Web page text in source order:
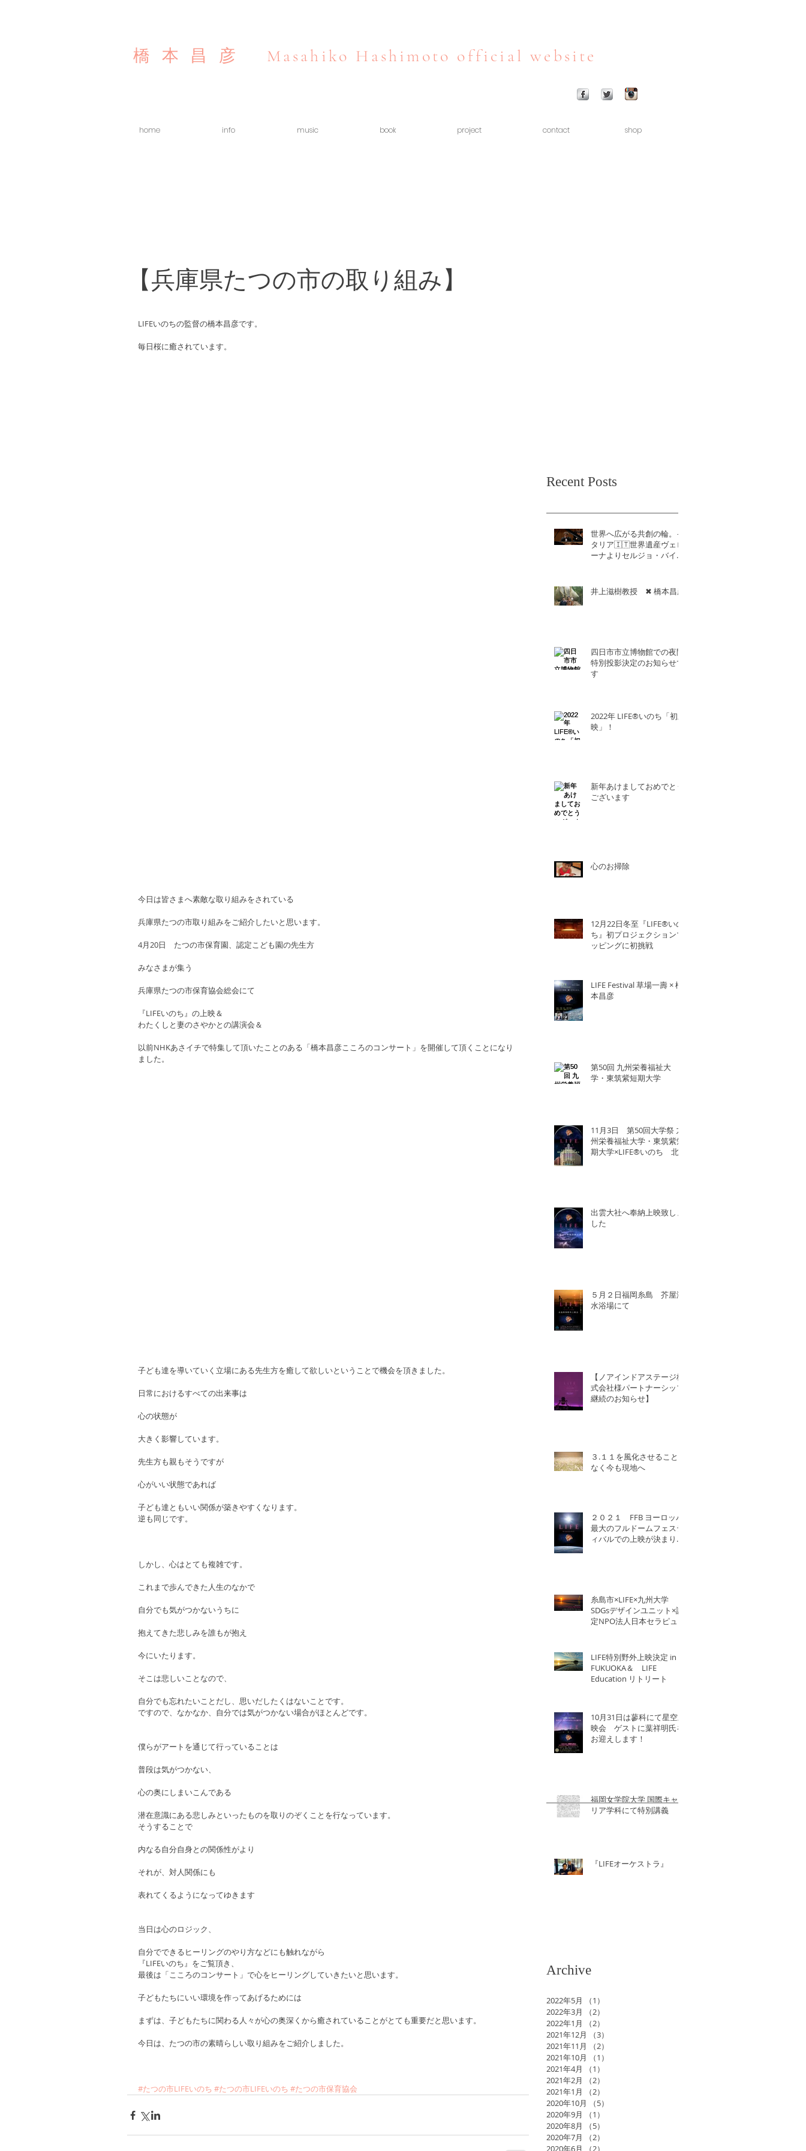
橋本昌彦 Masahiko Hashimoto official website
home info music book project contact shop
【兵庫県たつの市の取り組み】
LIFEいのちの監督の橋本昌彦です。
毎日桜に癒されています。
今日は皆さまへ素敵な取り組みをされている
兵庫県たつの市取り組みをご紹介したいと思います。
4月20日　たつの市保育園、認定こども園の先生方
みなさまが集う
兵庫県たつの市保育協会総会にて
『LIFEいのち』の上映＆
わたくしと妻のさやかとの講演会＆
以前NHKあさイチで特集して頂いたことのある「橋本昌彦こころのコンサート」を開催して頂くことになり
ました。
子ども達を導いていく立場にある先生方を癒して欲しいということで機会を頂きました。
日常におけるすべての出来事は
心の状態が
大きく影響しています。
先生方も親もそうですが
心がいい状態であれば
子ども達ともいい関係が築きやすくなります。
逆も同じです。
しかし、心はとても複雑です。
これまで歩んできた人生のなかで
自分でも気がつかないうちに
抱えてきた悲しみを誰もが抱え
今にいたります。
そこは悲しいことなので、
自分でも忘れたいことだし、思いだしたくはないことです。
ですので、なかなか、自分では気がつかない場合がほとんどです。
僕らがアートを通じて行っていることは
普段は気がつかない、
心の奥にしまいこんである
潜在意識にある悲しみといったものを取りのぞくことを行なっています。
そうすることで
内なる自分自身との関係性がより
それが、対人関係にも
表れてくるようになってゆきます
当日は心のロジック、
自分でできるヒーリングのやり方などにも触れながら
『LIFEいのち』をご覧頂き、
最後は「こころのコンサート」で心をヒーリングしていきたいと思います。
子どもたちにいい環境を作ってあげるためには
まずは、子どもたちに関わる人々が心の奥深くから癒されていることがとても重要だと思います。
今日は、たつの市の素晴らしい取り組みをご紹介しました。
#たつの市LIFEいのち #たつの市LIFEいのち #たつの市保育協会
Recent Posts
世界へ広がる共創の輪。イ
タリア🇮🇹世界遺産ヴェロ
ーナよりセルジョ・バイエ
井上滋樹教授 ✖︎ 橋本昌彦
四日市市立博物館での夜間
特別投影決定のお知らせで
す
2022年 LIFE®︎いのち「初上
映」！
新年あけましておめでとう
ございます
心のお掃除
12月22日冬至『LIFE®︎いの
ち』初プロジェクションマ
ッピングに初挑戦
LIFE Festival 草場一壽 × 橋
本昌彦
第50回 九州栄養福祉大
学・東筑紫短期大学
11月3日 第50回大学祭 九
州栄養福祉大学・東筑紫短
期大学×LIFE®︎いのち 北
出雲大社へ奉納上映致しま
した
５月２日福岡糸島 芥屋海
水浴場にて
【ノアインドアステージ株
式会社様パートナーシップ
継続のお知らせ】
３.１１を風化させること
なく今も現地へ
２０２１ FFB ヨーロッパ
最大のフルドームフェステ
ィバルでの上映が決まりま
糸島市×LIFE×九州大学
SDGsデザインユニット×認
定NPO法人日本セラピュー
LIFE特別野外上映決定 in
FUKUOKA＆ LIFE
Education リトリート
10月31日は蓼科にて星空上
映会 ゲストに葉祥明氏を
お迎えします！
福岡女学院大学 国際キャ
リア学科にて特別講義
『LIFEオーケストラ』
Archive
2022年5月 （1）
2022年3月
（2）
2022年1月
（2）
2021年12月
（3）
2021年11月
（2）
2021年10月
（1）
2021年4月
（1）
2021年2月
（2）
2021年1月
（2）
2020年10月
（5）
2020年9月
（1）
2020年8月
（5）
2020年7月
（2）
2020年6月
（2）